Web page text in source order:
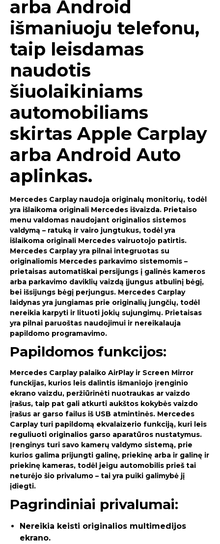
arba Android
išmaniuoju telefonu,
taip leisdamas
naudotis
šiuolaikiniams
automobiliams
skirtas Apple Carplay
arba Android Auto
aplinkas.
Mercedes Carplay naudoja originalų monitorių, todėl
yra išlaikoma originali Mercedes išvaizda. Prietaiso
menu valdomas naudojant originalios sistemos
valdymą – ratuką ir vairo jungtukus, todėl yra
išlaikoma originali Mercedes vairuotojo patirtis.
Mercedes Carplay yra pilnai integruotas su
originaliomis Mercedes parkavimo sistemomis –
prietaisas automatiškai persijungs į galinės kameros
arba parkavimo daviklių vaizdą įjungus atbulinį bėgį,
bei išsijungs bėgį perjungus. Mercedes Carplay
laidynas yra jungiamas prie originalių jungčių, todėl
nereikia karpyti ir lituoti jokių sujungimų. Prietaisas
yra pilnai paruoštas naudojimui ir nereikalauja
papildomo programavimo.
Papildomos funkcijos:
Mercedes Carplay palaiko AirPlay ir Screen Mirror
funckijas, kurios leis dalintis išmaniojo įrenginio
ekrano vaizdu, peržiūrinėti nuotraukas ar vaizdo
įrašus, taip pat gali atkurti aukštos kokybės vaizdo
įrašus ar garso failus iš USB atmintinės. Mercedes
Carplay turi papildomą ekvalaizerio funkciją, kuri leis
reguliuoti originalios garso aparatūros nustatymus.
Įrenginys turi savo kamerų valdymo sistemą, prie
kurios galima prijungti galinę, priekinę arba ir galinę ir
priekinę kameras, todėl jeigu automobilis prieš tai
neturėjo šio privalumo – tai yra puiki galimybė jį
įdiegti.
Pagrindiniai privalumai:
Nereikia keisti originalios multimedijos
ekrano.